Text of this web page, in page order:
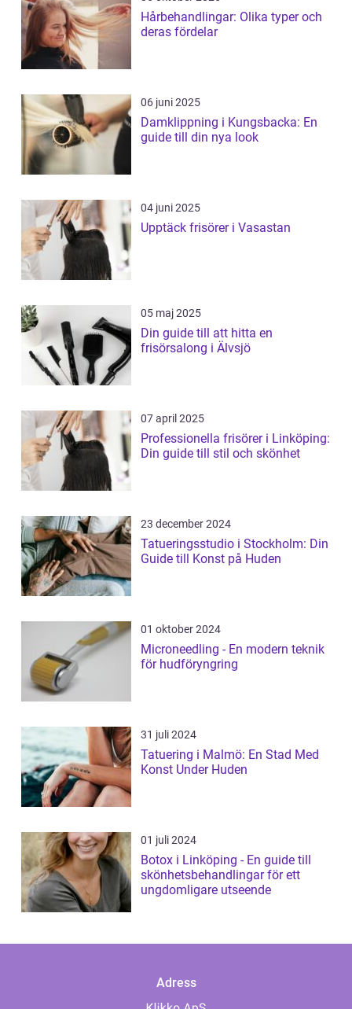
Hårbehandlingar: Olika typer och
deras fördelar
06 juni 2025
Damklippning i Kungsbacka: En
guide till din nya look
04 juni 2025
Upptäck frisörer i Vasastan
05 maj 2025
Din guide till att hitta en
frisörsalong i Älvsjö
07 april 2025
Professionella frisörer i Linköping:
Din guide till stil och skönhet
23 december 2024
Tatueringsstudio i Stockholm: Din
Guide till Konst på Huden
01 oktober 2024
Microneedling - En modern teknik
för hudföryngring
31 juli 2024
Tatuering i Malmö: En Stad Med
Konst Under Huden
01 juli 2024
Botox i Linköping - En guide till
skönhetsbehandlingar för ett
ungdomligare utseende
Adress